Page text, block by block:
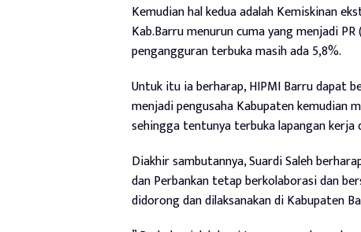
Kemudian hal kedua adalah Kemiskinan
Kab.Barru menurun cuma yang menjadi
pengangguran terbuka masih ada 5,8%.
Untuk itu ia berharap, HIPMI Barru dapat
menjadi pengusaha Kabupaten kemudian
sehingga tentunya terbuka lapangan
Diakhir sambutannya, Suardi Saleh
dan Perbankan tetap berkolaborasi dan
didorong dan dilaksanakan di Kabupaten